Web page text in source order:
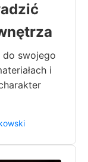
swojego
i